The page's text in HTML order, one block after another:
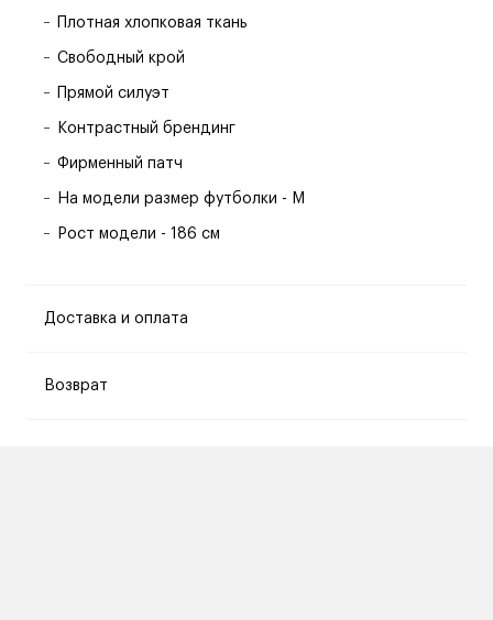
Плотная хлопковая ткань
Свободный крой
Прямой силуэт
Контрастный брендинг
Фирменный патч
На модели размер футболки - M
Рост модели - 186 см
Доставка и оплата
Возврат